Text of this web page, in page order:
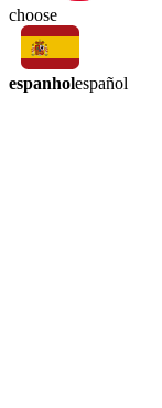
choose
espanholespañol